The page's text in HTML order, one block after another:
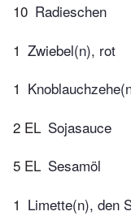
10 Radieschen
1 Zwiebel(n), rot
1
2 EL Sojasauce
5 EL Sesamöl
1 Limette(n), den